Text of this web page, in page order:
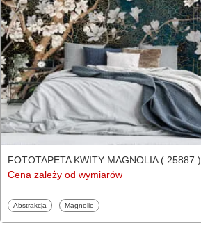
FOTOTAPETA KWITY MAGNOLIA ( 25887 )
Cena zależy od wymiarów
Fototapety
Abstrakcja Fototapety
Magnolie